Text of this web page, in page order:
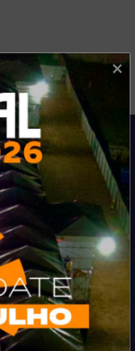
na região de
e muito mais.